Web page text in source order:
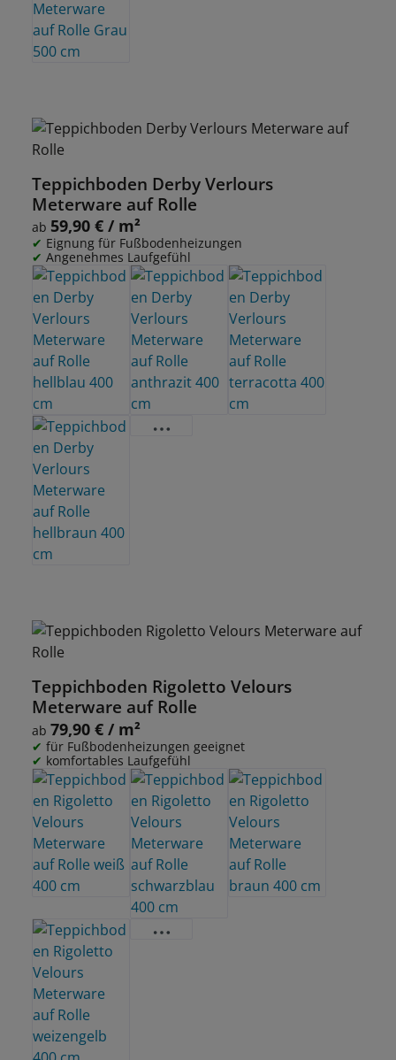
Teppichboden Derby Verlours
Meterware auf Rolle
Regulärer Preis:
ab 59,90 € / m²
Eignung für Fußbodenheizungen
Angenehmes Laufgefühl
Teppichboden Rigoletto Velours
Meterware auf Rolle
Regulärer Preis:
ab 79,90 € / m²
für Fußbodenheizungen geeignet
komfortables Laufgefühl